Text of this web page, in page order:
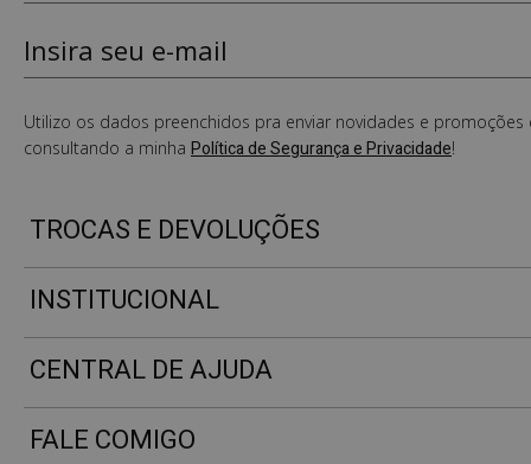
Utilizo os dados preenchidos pra enviar novidades e promoções
consultando a minha Política de Segurança e Privacidade!
TROCAS E DEVOLUÇÕES
INSTITUCIONAL
CENTRAL DE AJUDA
FALE COMIGO